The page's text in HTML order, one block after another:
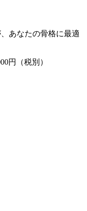
あなたの骨格に最適
円（税別）